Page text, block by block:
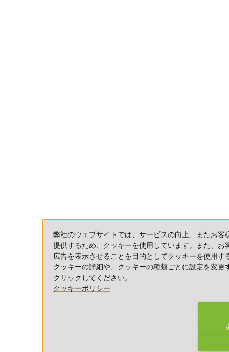
弊社のウェブサイトでは、サービスの向上、またお客
提供するため、クッキーを使用しています。また、お
広告を表示させることを目的としてクッキーを使用す
クッキーの詳細や、クッキーの種類ごとに設定を変更
クリックしてください。
クッキーポリシー